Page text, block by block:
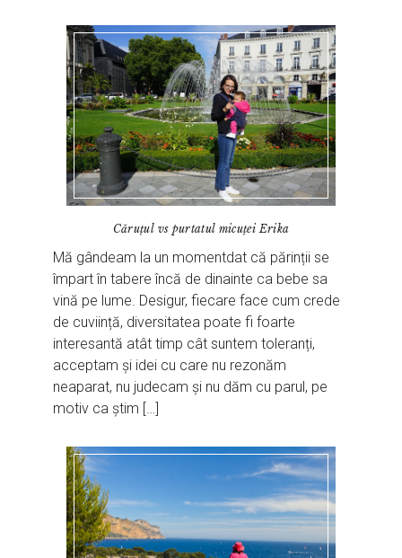
Căruţul vs purtatul micuţei Erika
Mă gândeam la un momentdat că părinții se
împart în tabere încă de dinainte ca bebe sa
vină pe lume. Desigur, fiecare face cum crede
de cuviință, diversitatea poate fi foarte
interesantă atât timp cât suntem toleranți,
acceptam și idei cu care nu rezonăm
neaparat, nu judecam și nu dăm cu parul, pe
motiv ca știm […]